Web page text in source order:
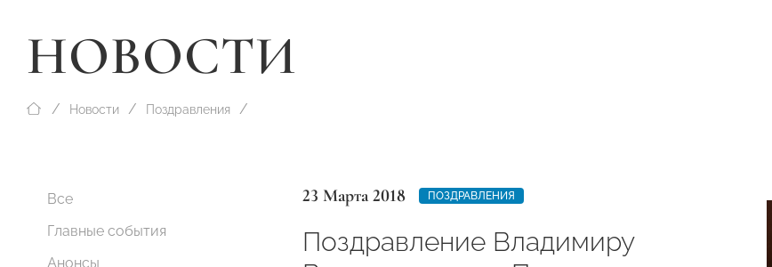
НОВОСТИ
Новости Поздравления
Все
Главные события
Анонсы
23 Марта 2018 ПОЗДРАВЛЕНИЯ
Поздравление Владимиру